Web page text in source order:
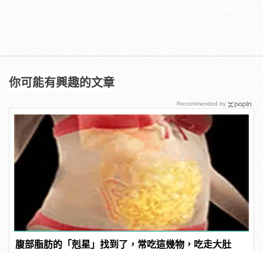
你可能有興趣的文章
腹部脂肪的「剋星」找到了，常吃這幾物，吃走大肚
Recommended by